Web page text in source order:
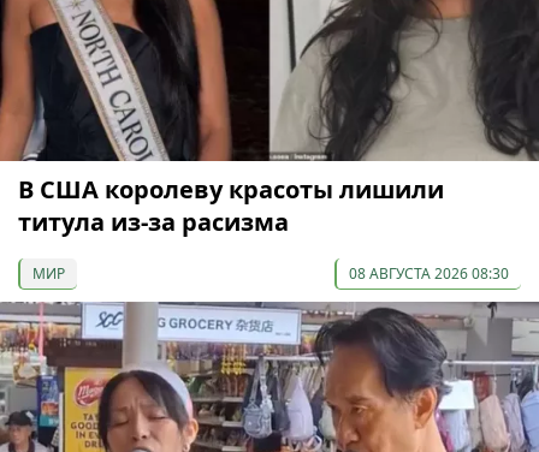
В США королеву красоты лишили
титула из-за расизма
МИР 08 АВГУСТА 2026 08:30